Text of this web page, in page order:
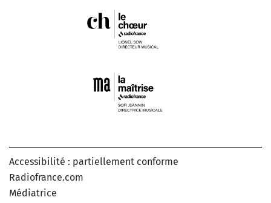
Accessibilité : partiellement conforme
Radiofrance.com
Médiatrice